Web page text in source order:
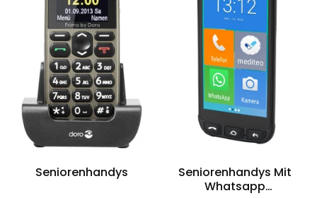
Seniorenhandys
Seniorenhandys Mit
Whatsapp